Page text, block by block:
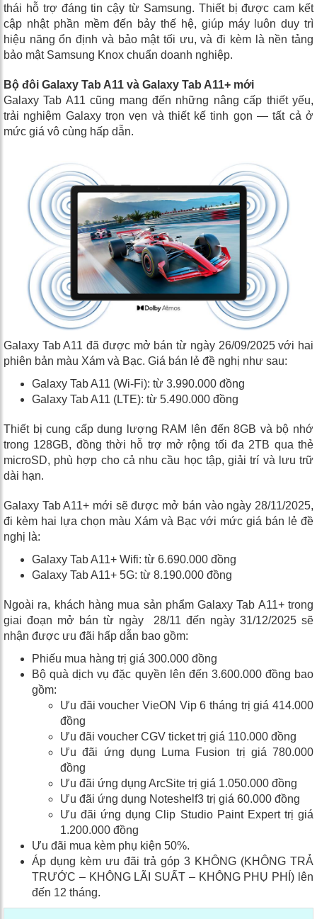
thái hỗ trợ đáng tin cậy từ Samsung. Thiết bị được cam kết
cập nhật phần mềm đến bảy thế hệ, giúp máy luôn duy trì
hiệu năng ổn định và bảo mật tối ưu, và đi kèm là nền tảng
bảo mật Samsung Knox chuẩn doanh nghiệp.
Bộ đôi Galaxy Tab A11 và Galaxy Tab A11+ mới
Galaxy Tab A11 cũng mang đến những nâng cấp thiết yếu,
trải nghiệm Galaxy trọn vẹn và thiết kế tinh gọn — tất cả ở
mức giá vô cùng hấp dẫn.
Galaxy Tab A11 đã được mở bán từ ngày 26/09/2025 với hai
phiên bản màu Xám và Bạc. Giá bán lẻ đề nghị như sau:
Galaxy Tab A11 (Wi-Fi): từ 3.990.000 đồng
Galaxy Tab A11 (LTE): từ 5.490.000 đồng
Thiết bị cung cấp dung lượng RAM lên đến 8GB và bộ nhớ
trong 128GB, đồng thời hỗ trợ mở rộng tối đa 2TB qua thẻ
microSD, phù hợp cho cả nhu cầu học tập, giải trí và lưu trữ
dài hạn.
Galaxy Tab A11+ mới sẽ được mở bán vào ngày 28/11/2025,
đi kèm hai lựa chọn màu Xám và Bạc với mức giá bán lẻ đề
nghị là:
Galaxy Tab A11+ Wifi: từ 6.690.000 đồng
Galaxy Tab A11+ 5G: từ 8.190.000 đồng
Ngoài ra, khách hàng mua sản phẩm Galaxy Tab A11+ trong
giai đoạn mở bán từ ngày 28/11 đến ngày 31/12/2025 sẽ
nhận được ưu đãi hấp dẫn bao gồm:
Phiếu mua hàng trị giá 300.000 đồng
Bộ quà dịch vụ đặc quyền lên đến 3.600.000 đồng bao
gồm:
Ưu đãi voucher VieON Vip 6 tháng trị giá 414.000
đồng
Ưu đãi voucher CGV ticket trị giá 110.000 đồng
Ưu đãi ứng dụng Luma Fusion trị giá 780.000
đồng
Ưu đãi ứng dụng ArcSite trị giá 1.050.000 đồng
Ưu đãi ứng dụng Noteshelf3 trị giá 60.000 đồng
Ưu đãi ứng dụng Clip Studio Paint Expert trị giá
1.200.000 đồng
Ưu đãi mua kèm phụ kiện 50%.
Áp dụng kèm ưu đãi trả góp 3 KHÔNG (KHÔNG TRẢ
TRƯỚC – KHÔNG LÃI SUẤT – KHÔNG PHỤ PHÍ) lên
đến 12 tháng.